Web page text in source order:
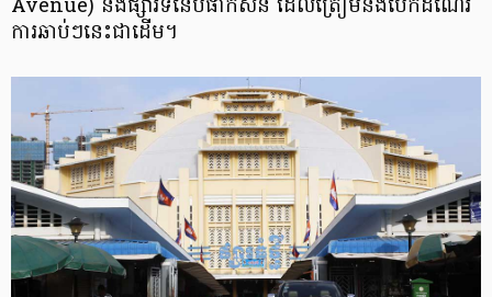
Avenue) និង​ផ្សារ​ទំនើប​ផាកសិន ដែល​ត្រៀម​នឹង​បើក​ដំណើរ
ការ​ឆាប់ៗ​នេះ​ជា​ដើម។